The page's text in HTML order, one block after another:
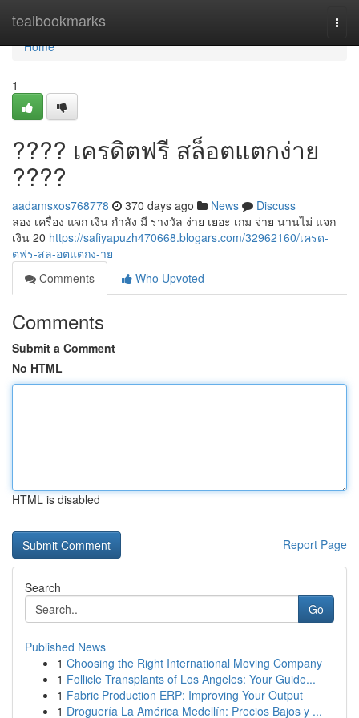
tealbookmarks
Home
Home
1
???? เครดิตฟรี สล็อตแตกง่าย
????
aadamsxos768778 370 days ago News
Discuss
ลอง เครื่อง แจก เงิน กำลัง มี รางวัล ง่าย เยอะ เกม จ่าย นานไม่ แจก
เงิน 20 https://safiyapuzh470668.blogars.com/32962160/เครด-
ตฟร-สล-อตแตกง-าย
Comments
Who Upvoted
Comments
Submit a Comment
No HTML
HTML is disabled
Report Page
Search
Go
Published News
1 Choosing the Right International Moving Company
1 Follicle Transplants of Los Angeles: Your Guide...
1 Fabric Production ERP: Improving Your Output
1 Droguería La América Medellín: Precios Bajos y ...